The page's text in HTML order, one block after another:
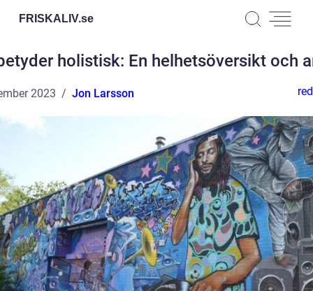
FRISKALIV.se
holistisk: En helhetsöversikt och
2023 Jon Larsson